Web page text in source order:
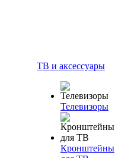
ТВ и аксессуары
Телевизоры
Кронштейны